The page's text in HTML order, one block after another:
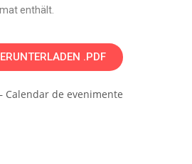
enthält.
.PDF